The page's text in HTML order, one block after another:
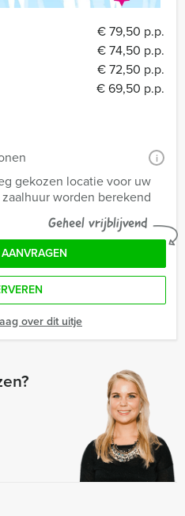
€ 79,50 p.p.
€ 74,50 p.p.
€ 72,50 p.p.
€ 69,50 p.p.
i
gekozen locatie voor uw
worden berekend
Geheel vrijblijvend
over dit uitje